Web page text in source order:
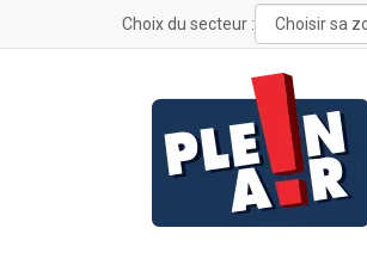
Choix du secteur :